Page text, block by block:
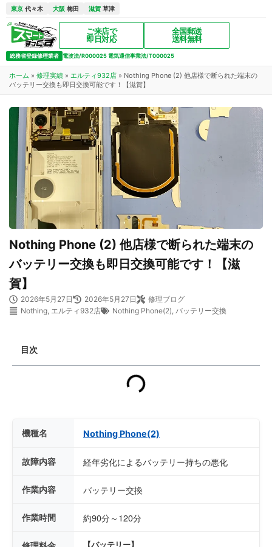
東京 代々木 大阪 梅田 滋賀 草津
ご来店で
即日対応
全国郵送
送料無料
総務省登録修理業者 電波法/R000025 電気通信事業法/T000025
ホーム » 修理実績 » エルティ932店 » Nothing Phone (2) 他店様で断られた端末の
バッテリー交換も即日交換可能です！【滋賀】
Nothing Phone (2) 他店様で断られた端末の
バッテリー交換も即日交換可能です！【滋
賀】
2026年5月27日 2026年5月27日
修理ブログ
Nothing, エルティ932店 Nothing Phone(2), バッテリー交換
目次
機種名 Nothing Phone(2)
故障内容 経年劣化によるバッテリー持ちの悪化
作業内容 バッテリー交換
作業時間 約90分～120分
【バッテリー】